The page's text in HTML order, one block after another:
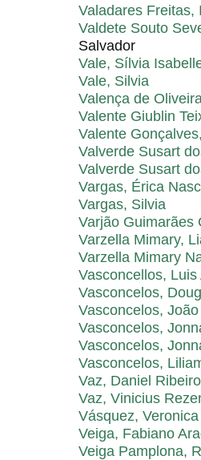
Valadares Freitas,
Valdete Souto
Salvador
Vale, Sílvia
Vale, Silvia
Valença de
Valente Giublin
Valente
Valverde Susart
Valverde Susart
Vargas, Érica
Vargas, Silvia
Varjão Guimarães
Varzella Mimary,
Varzella Mimary
Vasconcellos,
Vasconcelos,
Vasconcelos, João
Vasconcelos,
Vasconcelos,
Vasconcelos,
Vaz, Daniel Ribeiro
Vaz, Vinicius
Vásquez,
Veiga, Fabiano
Veiga Pamplona,